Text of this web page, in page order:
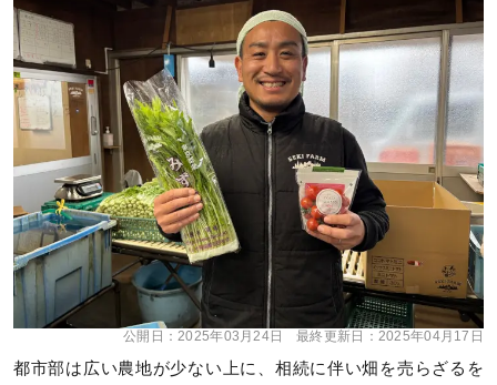
公開日：2025年03月24日 最終更新日： 2025年04月17日
都市部は広い農地が少ない上に、相続に伴い畑を売らざるを